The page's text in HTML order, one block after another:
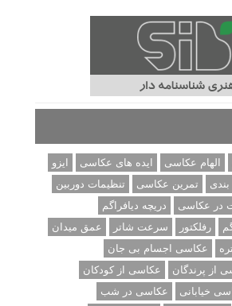
الهام عکاسی ایده های عکاسی
ایزو
تمرین عکاسی
تنظیمات دوربین
در عکاسی
دریچه دیافراگم
رفلکتور سرعت شاتر
عمق میدان
عکاسی اجسام بی جان
از پرندگان
عکاسی از کودکان
خیابانی
عکاسی در شب